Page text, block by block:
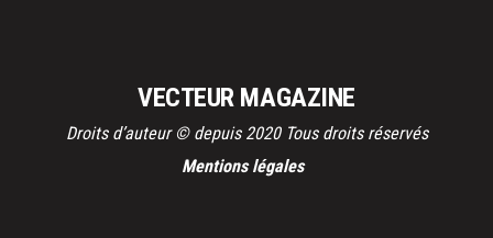
VECTEUR MAGAZINE
Droits d’auteur © depuis 2020 Tous droits réservés
Mentions légales